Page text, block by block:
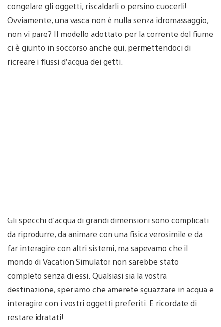
congelare gli oggetti, riscaldarli o persino cuocerli!
Ovviamente, una vasca non è nulla senza idromassaggio,
non vi pare? Il modello adottato per la corrente del fiume
ci è giunto in soccorso anche qui, permettendoci di
ricreare i flussi d’acqua dei getti.
Gli specchi d’acqua di grandi dimensioni sono complicati
da riprodurre, da animare con una fisica verosimile e da
far interagire con altri sistemi, ma sapevamo che il
mondo di Vacation Simulator non sarebbe stato
completo senza di essi. Qualsiasi sia la vostra
destinazione, speriamo che amerete sguazzare in acqua e
interagire con i vostri oggetti preferiti. E ricordate di
restare idratati!